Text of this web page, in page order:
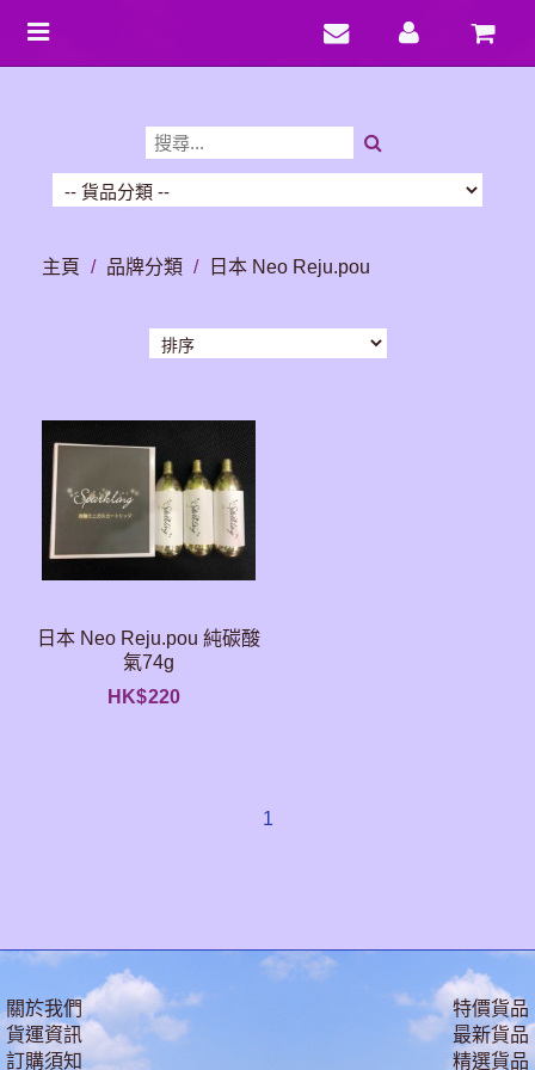
Toggle
主頁 / 品牌分類 / 日本 Neo Reju.pou
日本 Neo Reju.pou 純碳酸
氣74g
HK$220
1
關於我們
貨運資訊
訂購須知
特價貨品
最新貨品
精選貨品